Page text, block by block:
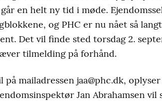
en helt ny tid i møde.
og PHC er nu nået så
Det vil finde sted torsdag 2.
tilmelding på forhånd.
på mailadressen jaa@phc.dk,
Jan Abrahamsen